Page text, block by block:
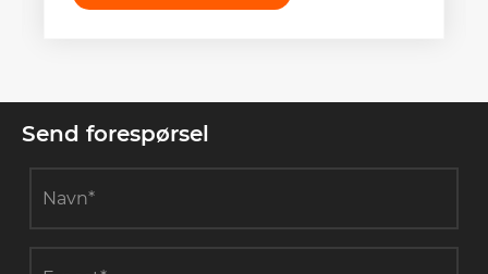
Send forespørsel